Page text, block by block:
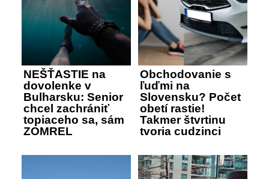
NEŠŤASTIE na
dovolenke v
Bulharsku: Senior
chcel zachrániť
topiaceho sa, sám
ZOMREL
Obchodovanie s
ľuďmi na
Slovensku? Počet
obetí rastie!
Takmer štvrtinu
tvoria cudzinci